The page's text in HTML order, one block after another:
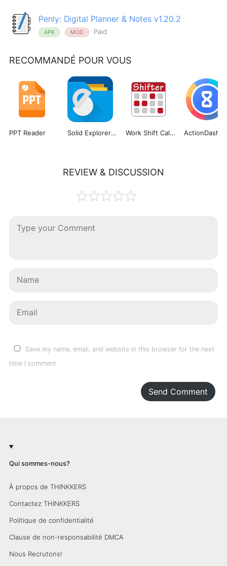
Penly: Digital Planner & Notes v1.20.2
APK MOD Paid
RECOMMANDÉ POUR VOUS
PPT Reader Solid Explorer File Manager Work Shift Calendar ActionDash
REVIEW & DISCUSSION
Save my name, email, and website in this browser for the next
time I comment.
Send Comment
Qui sommes-nous?
À propos de THINKKERS
Contactez THINKKERS
Politique de confidentialité
Clause de non-responsabilité DMCA
Nous Recrutons!